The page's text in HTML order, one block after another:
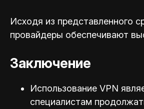
Исходя из представленного
провайдеры обеспечивают
Заключение
Использование VPN
специалистам